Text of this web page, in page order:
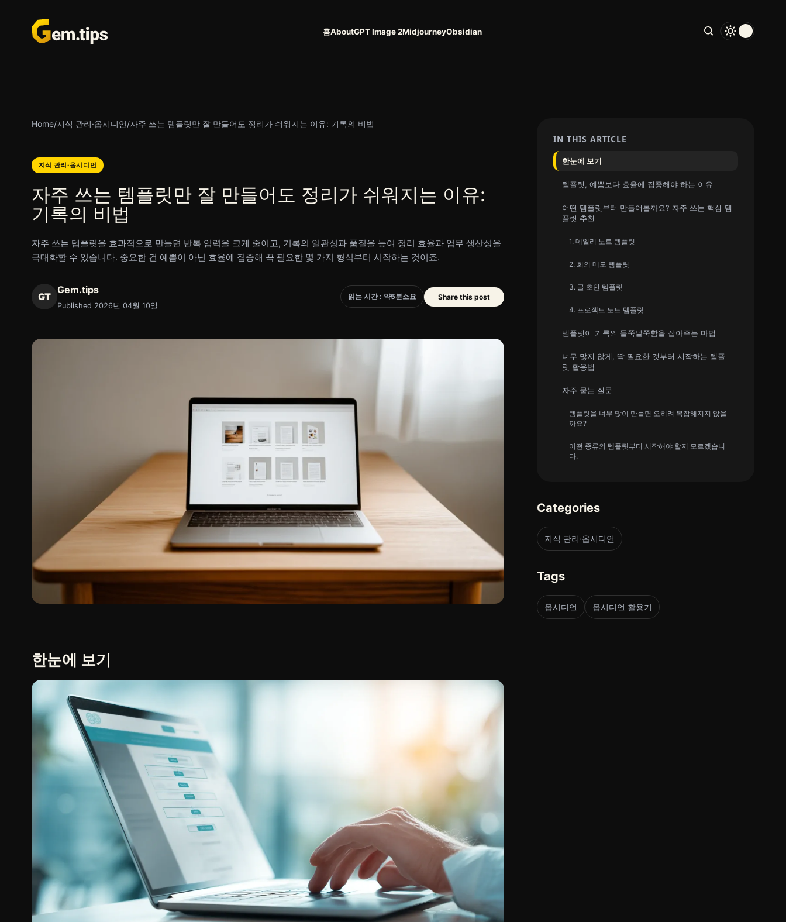
건
홈AboutGPT Image 2MidjourneyObsidian
Home/지식 관리·옵시디언/자주 쓰는 템플릿만 잘 만들어도 정리가 쉬워지는 이유: 기록의 비법
지식 관리·옵시디언
자주 쓰는 템플릿만 잘 만들어도 정리가 쉬워지는 이유:
기록의 비법
자주 쓰는 템플릿을 효과적으로 만들면 반복 입력을 크게 줄이고, 기록의 일관성과 품질을 높여 정리 효율과 업무 생산성을
극대화할 수 있습니다. 중요한 건 예쁨이 아닌 효율에 집중해 꼭 필요한 몇 가지 형식부터 시작하는 것이죠.
GT
Gem.tips
Published 2026년 04월 10일
읽는 시간 : 약5분소요 Share this post
한눈에 보기
IN THIS ARTICLE
한눈에 보기
템플릿, 예쁨보다 효율에 집중해야 하는 이유
어떤 템플릿부터 만들어볼까요? 자주 쓰는 핵심 템
플릿 추천
1. 데일리 노트 템플릿
2. 회의 메모 템플릿
3. 글 초안 템플릿
4. 프로젝트 노트 템플릿
템플릿이 기록의 들쭉날쭉함을 잡아주는 마법
너무 많지 않게, 딱 필요한 것부터 시작하는 템플
릿 활용법
자주 묻는 질문
템플릿을 너무 많이 만들면 오히려 복잡해지지 않을
까요?
어떤 종류의 템플릿부터 시작해야 할지 모르겠습니
다.
Categories
지식 관리·옵시디언
Tags
옵시디언 옵시디언 활용기